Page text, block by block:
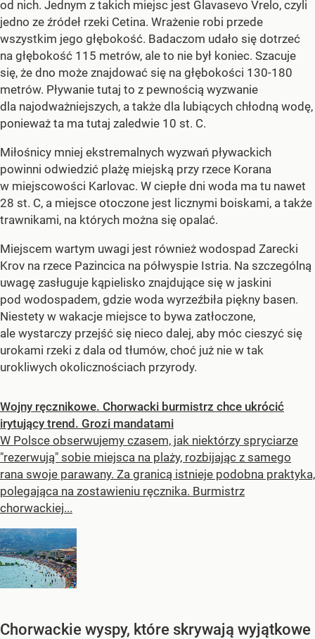
od nich. Jednym z takich miejsc jest Glavasevo Vrelo, czyli
jedno ze źródeł rzeki Cetina. Wrażenie robi przede
wszystkim jego głębokość. Badaczom udało się dotrzeć
na głębokość 115 metrów, ale to nie był koniec. Szacuje
się, że dno może znajdować się na głębokości 130-180
metrów. Pływanie tutaj to z pewnością wyzwanie
dla najodważniejszych, a także dla lubiących chłodną wodę,
ponieważ ta ma tutaj zaledwie 10 st. C.
Miłośnicy mniej ekstremalnych wyzwań pływackich
powinni odwiedzić plażę miejską przy rzece Korana
w miejscowości Karlovac. W ciepłe dni woda ma tu nawet
28 st. C, a miejsce otoczone jest licznymi boiskami, a także
trawnikami, na których można się opalać.
Miejscem wartym uwagi jest również wodospad Zarecki
Krov na rzece Pazincica na półwyspie Istria. Na szczególną
uwagę zasługuje kąpielisko znajdujące się w jaskini
pod wodospadem, gdzie woda wyrzeźbiła piękny basen.
Niestety w wakacje miejsce to bywa zatłoczone,
ale wystarczy przejść się nieco dalej, aby móc cieszyć się
urokami rzeki z dala od tłumów, choć już nie w tak
urokliwych okolicznościach przyrody.
Wojny ręcznikowe. Chorwacki burmistrz chce ukrócić
irytujący trend. Grozi mandatami
W Polsce obserwujemy czasem, jak niektórzy spryciarze
"rezerwują" sobie miejsca na plaży, rozbijając z samego
rana swoje parawany. Za granicą istnieje podobna praktyka,
polegająca na zostawieniu ręcznika. Burmistrz
chorwackiej...
Chorwackie wyspy, które skrywają wyjątkowe